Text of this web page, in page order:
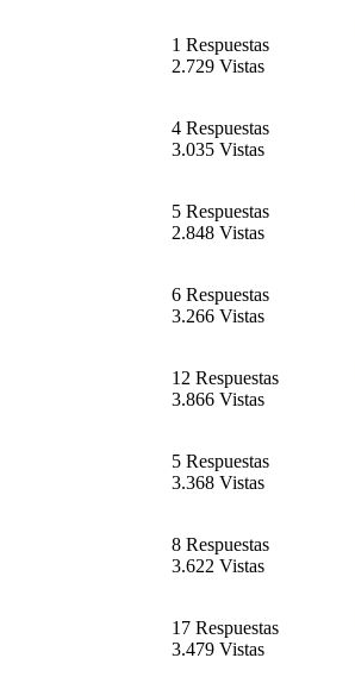
1 Respuestas
2.729 Vistas
4 Respuestas
3.035 Vistas
5 Respuestas
2.848 Vistas
6 Respuestas
3.266 Vistas
12 Respuestas
3.866 Vistas
5 Respuestas
3.368 Vistas
8 Respuestas
3.622 Vistas
17 Respuestas
3.479 Vistas